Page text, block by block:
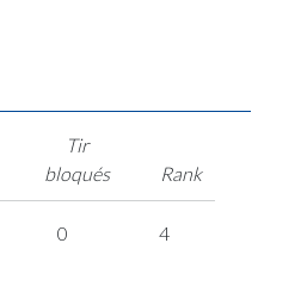
Tir
bloqués
Rank
0 4